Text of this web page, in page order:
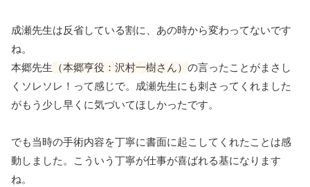
成瀬先生は反省している割に、あの時から変わってないです
ね。
本郷先生（本郷亨役：沢村一樹さん）の言ったことがまさし
くソレソレ！って感じで。成瀬先生にも刺さってくれました
がもう少し早くに気づいてほしかったです。
でも当時の手術内容を丁寧に書面に起こしてくれたことは感
動しました。こういう丁寧が仕事が喜ばれる基になります
ね。